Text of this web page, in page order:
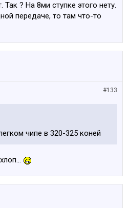
? На 8ми ступке этого нету.
передаче, то там что-то
#133
чипе в 320-325 коней